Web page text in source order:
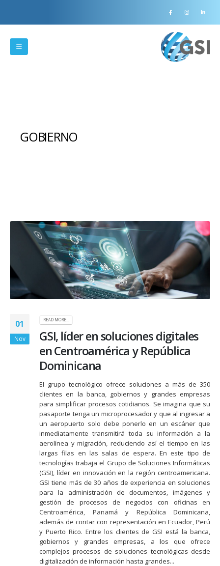
GOBIERNO
01
Nov
READ MORE...
GSI, líder en soluciones digitales
en Centroamérica y República
Dominicana
El grupo tecnológico ofrece soluciones a más de 350
clientes en la banca, gobiernos y grandes empresas
para simplificar procesos cotidianos. Se imagina que su
pasaporte tenga un microprocesador y que al ingresar a
un aeropuerto solo debe ponerlo en un escáner que
inmediatamente transmitirá toda su información a la
aerolínea y migración, reduciendo así el tiempo en las
largas filas en las salas de espera. En este tipo de
tecnologías trabaja el Grupo de Soluciones Informáticas
(GSI), líder en innovación en la región centroamericana.
GSI tiene más de 30 años de experiencia en soluciones
para la administración de documentos, imágenes y
gestión de procesos de negocios con oficinas en
Centroamérica, Panamá y República Dominicana,
además de contar con representación en Ecuador, Perú
y Puerto Rico. Entre los clientes de GSI está la banca,
gobiernos y grandes empresas, a los que ofrece
complejos procesos de soluciones tecnológicas desde
digitalización de información hasta grandes...